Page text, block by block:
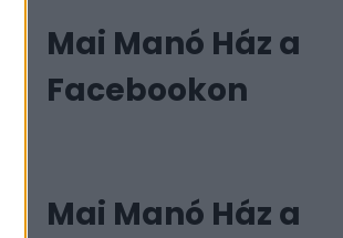
Mai Manó Ház a
Facebookon
Mai Manó Ház a